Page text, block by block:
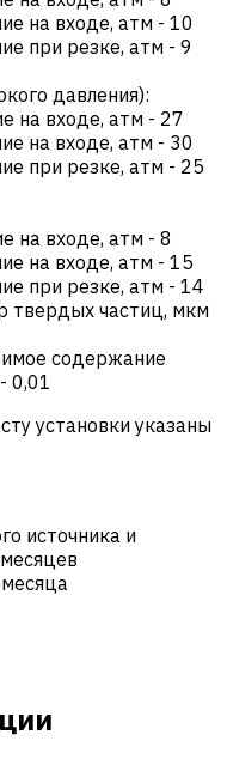
на входе, атм - 10
при резке, атм - 9
давления):
на входе, атм - 27
на входе, атм - 30
при резке, атм - 25
на входе, атм - 8
на входе, атм - 15
при резке, атм - 14
твердых частиц, мкм
содержание
- 0,01
установки указаны
источника и